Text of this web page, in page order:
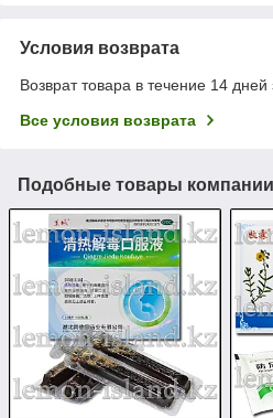
Условия возврата
Возврат товара в течение 14 дней
Все условия возврата
Подобные товары компании